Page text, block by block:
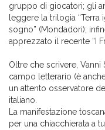
gruppo di giocatori; gli
leggere la trilogia “Terra
sogno” (Mondadori);
apprezzato il recente “I
Oltre che scrivere, Vanni
campo letterario (è
un attento osservatore
italiano.
La manifestazione
per una chiacchierata a